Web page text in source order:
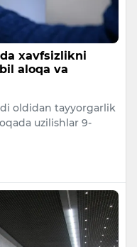
xavfsizlikni
aloqa va
oldidan tayyorgarlik
uzilishlar 9-